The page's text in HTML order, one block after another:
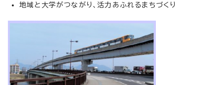
地域と大学がつながり、活力あふれるまちづくり